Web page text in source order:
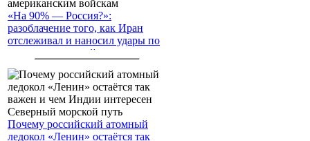
«На 90% — Россия?»:
разоблачение того, как Иран
отслеживал и наносил удары по
американским войскам
Почему российский атомный
ледокол «Ленин» остаётся так